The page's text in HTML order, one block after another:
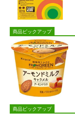
商品ピックアップ
商品ピックアップ